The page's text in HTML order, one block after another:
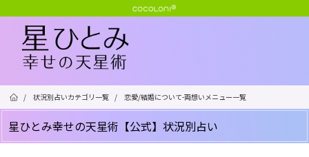
/ 状況別占いカテゴリ一覧 / 恋愛/結婚について-両想いメニュー一覧
星ひとみ幸せの天星術【公式】状況別占い